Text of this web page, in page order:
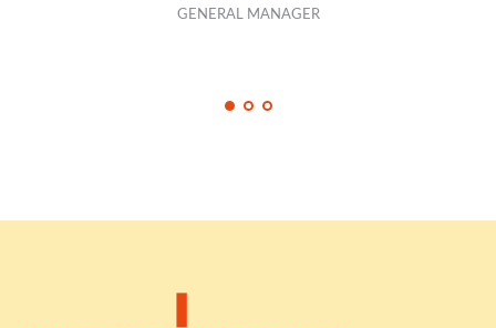
GENERAL MANAGER